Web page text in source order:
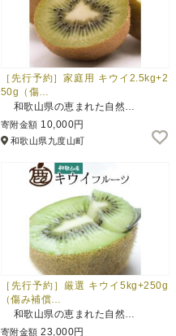
［先行予約］家庭用 キウイ2.5kg+2
50g（傷…
和歌山県の恵まれた自然…
寄附金額 10,000円
和歌山県九度山町
［先行予約］厳選 キウイ5kg+250g
（傷み補償…
和歌山県の恵まれた自然…
寄附金額 23,000円